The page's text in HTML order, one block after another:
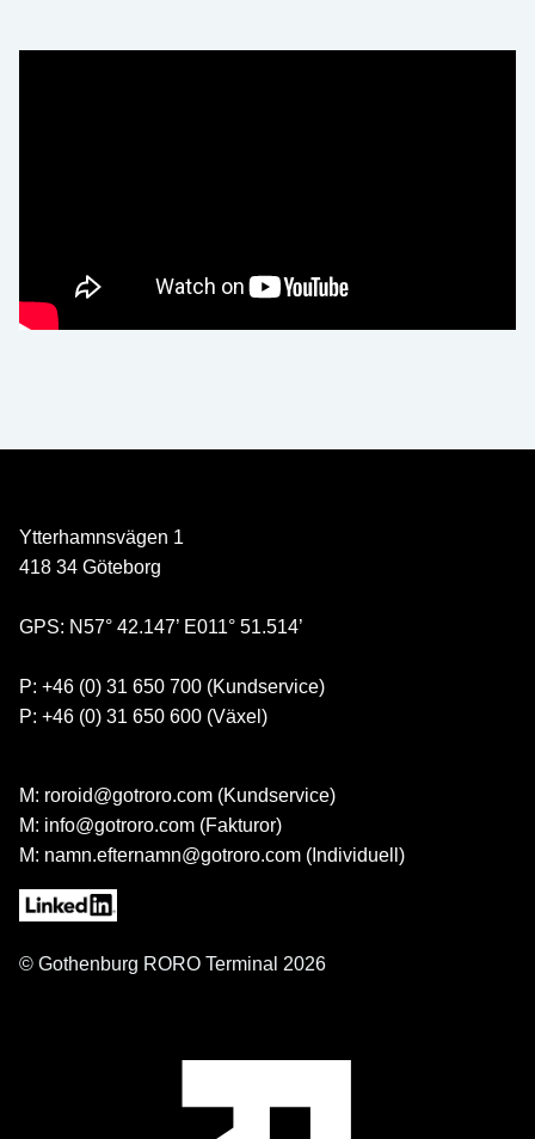
Ytterhamnsvägen 1
418 34 Göteborg
GPS: N57° 42.147’ E011° 51.514’
P: +46 (0) 31 650 700 (Kundservice)
P: +46 (0) 31 650 600 (Växel)
M: roroid@gotroro.com (Kundservice)
M: info@gotroro.com (Fakturor)
M: namn.efternamn@gotroro.com (Individuell)
© Gothenburg RORO Terminal 2026